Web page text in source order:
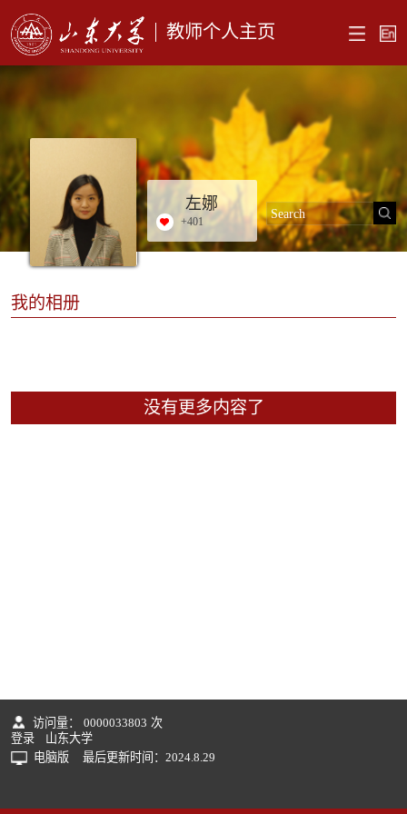
教师个人主页
左娜
+401
我的相册
没有更多内容了
访问量： 0000033803 次
登录
山东大学
电脑版
最后更新时间： 2024.8.29